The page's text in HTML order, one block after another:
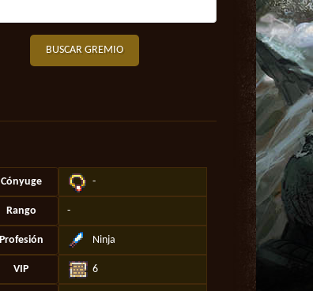
BUSCAR GREMIO
Cónyuge -
Rango -
Profesión Ninja
VIP 6